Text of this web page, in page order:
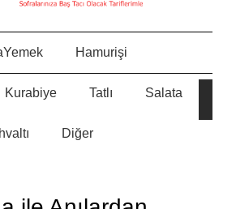
Hamurişi
Kurabiye Tatlı Salata
Diğer
HURM
MEYVELİ BORCAM